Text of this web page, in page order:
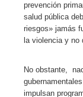
prevención
salud pública
riesgos» jamás
la violencia y no
No obstante,
impulsan